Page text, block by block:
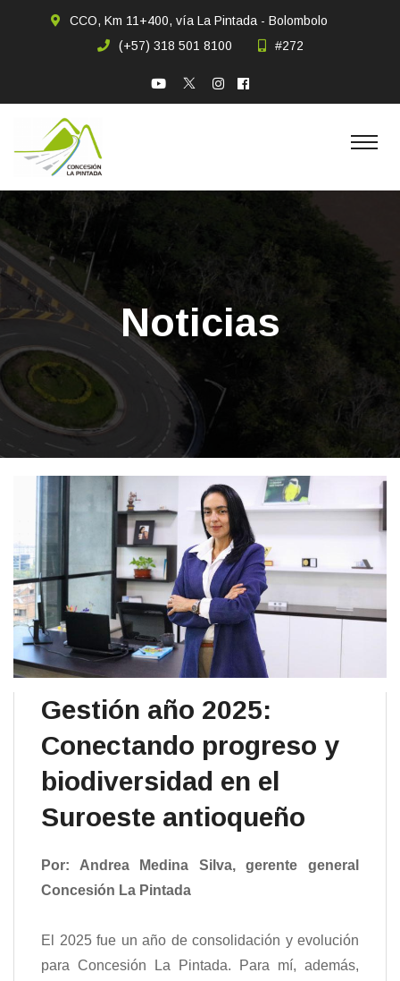
CCO, Km 11+400, vía La Pintada - Bolombolo
(+57) 318 501 8100
#272
Noticias
Gestión año 2025:
Conectando progreso y
biodiversidad en el
Suroeste antioqueño
Por: Andrea Medina Silva, gerente general
Concesión La Pintada
El 2025 fue un año de consolidación y evolución
para Concesión La Pintada. Para mí, además,